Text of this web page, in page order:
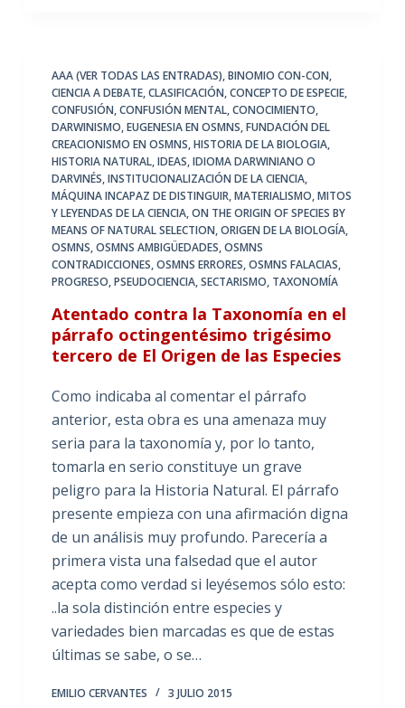
AAA (VER TODAS LAS ENTRADAS),BINOMIO CON-CON,
CIENCIA A DEBATE,CLASIFICACIÓN,CONCEPTO DE ESPECIE,
CONFUSIÓN,CONFUSIÓN MENTAL,CONOCIMIENTO,
DARWINISMO,EUGENESIA EN OSMNS,FUNDACIÓN DEL
CREACIONISMO EN OSMNS,HISTORIA DE LA BIOLOGIA,
HISTORIA NATURAL,IDEAS,IDIOMA DARWINIANO O
DARVINÉS,INSTITUCIONALIZACIÓN DE LA CIENCIA,
MÁQUINA INCAPAZ DE DISTINGUIR,MATERIALISMO,MITOS
Y LEYENDAS DE LA CIENCIA,ON THE ORIGIN OF SPECIES BY
MEANS OF NATURAL SELECTION,ORIGEN DE LA BIOLOGÍA,
OSMNS,OSMNS AMBIGÜEDADES,OSMNS
CONTRADICCIONES,OSMNS ERRORES,OSMNS FALACIAS,
PROGRESO,PSEUDOCIENCIA,SECTARISMO, TAXONOMÍA
Atentado contra la Taxonomía en el
párrafo octingentésimo trigésimo
tercero de El Origen de las Especies
Como indicaba al comentar el párrafo
anterior, esta obra es una amenaza muy
seria para la taxonomía y, por lo tanto,
tomarla en serio constituye un grave
peligro para la Historia Natural. El párrafo
presente empieza con una afirmación digna
de un análisis muy profundo. Parecería a
primera vista una falsedad que el autor
acepta como verdad si leyésemos sólo esto:
..la sola distinción entre especies y
variedades bien marcadas es que de estas
últimas se sabe, o se…
EMILIO CERVANTES 3 JULIO 2015